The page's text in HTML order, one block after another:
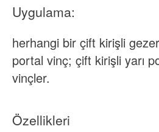
Uygulama:
herhangi bir çift kirişli
portal vinç; çift kirişli yarı
vinçler.
Özellikleri